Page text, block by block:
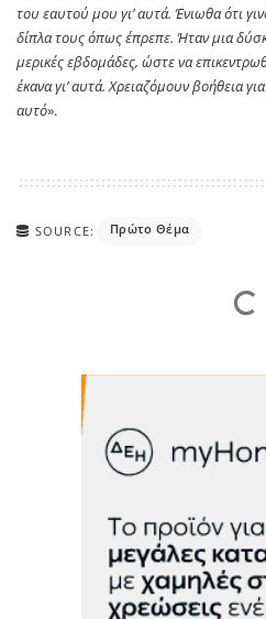
του εαυτού μου γι’ αυτά. Ένιωθα ότι
δίπλα τους όπως έπρεπε. Ήταν μια
μερικές εβδομάδες, ώστε να
έκανα γι’ αυτά. Χρειαζόμουν βοήθεια
αυτό».
SOURCE: Πρώτο Θέμα